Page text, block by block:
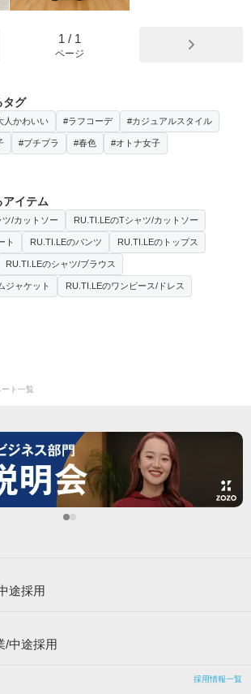
1 / 1
ページ
タグ
人かわいい #ラフコーデ #カジュアルスタイル
#プチプラ #春色 #オトナ女子
アイテム
ツ/カットソー RU.TI.LEのTシャツ/カットソー
ト RU.TI.LEのパンツ RU.TI.LEのトップス
RU.TI.LEのシャツ/ブラウス
ジャケット RU.TI.LEのワンピース/ドレス
ト一覧
途採用
/中途採用
採用情報一覧